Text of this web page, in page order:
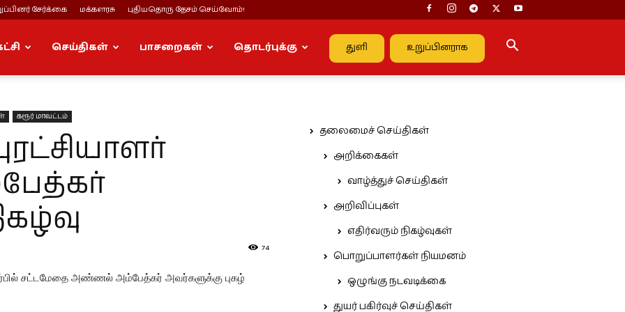
சேர்க்கை மக்களரசு புதியதொரு தேசம் செய்வோம்!
துளி உறுப்பினராக
செய்திகள் பாசறைகள் தொடர்புக்கு
கரூர் மாவட்டம்
74
சட்டமேதை அண்ணல் அம்பேத்கர் அவர்களுக்கு புகழ்
தலைமைச் செய்திகள்
அறிக்கைகள்
வாழ்த்துச் செய்திகள்
அறிவிப்புகள்
எதிர்வரும் நிகழ்வுகள்
பொறுப்பாளர்கள் நியமனம்
ஒழுங்கு நடவடிக்கை
துயர் பகிர்வுச் செய்திகள்